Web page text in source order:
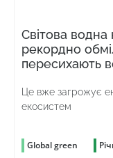
Світова водна
рекордно
пересихають
Це вже загрожує
екосистем
Global green